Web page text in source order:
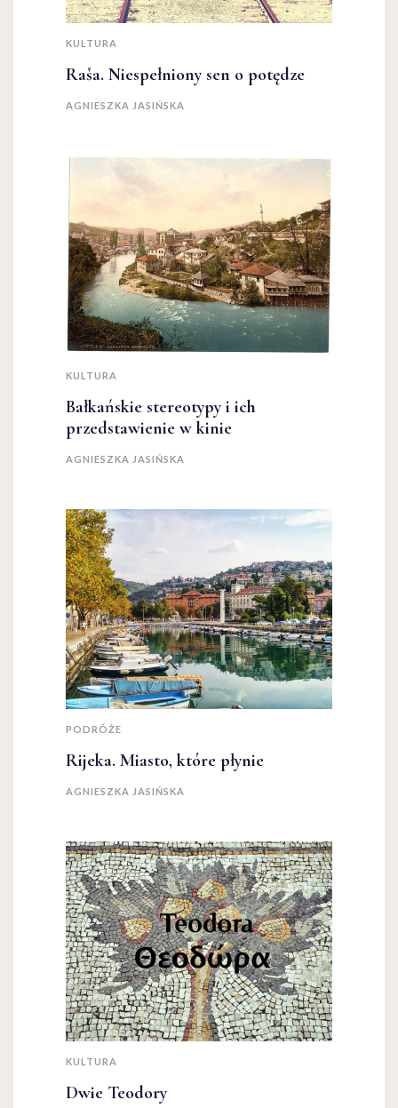
KULTURA
Raša. Niespełniony sen o potędze
AGNIESZKA JASIŃSKA
KULTURA
Bałkańskie stereotypy i ich
przedstawienie w kinie
AGNIESZKA JASIŃSKA
PODRÓŻE
Rijeka. Miasto, które płynie
AGNIESZKA JASIŃSKA
KULTURA
Dwie Teodory